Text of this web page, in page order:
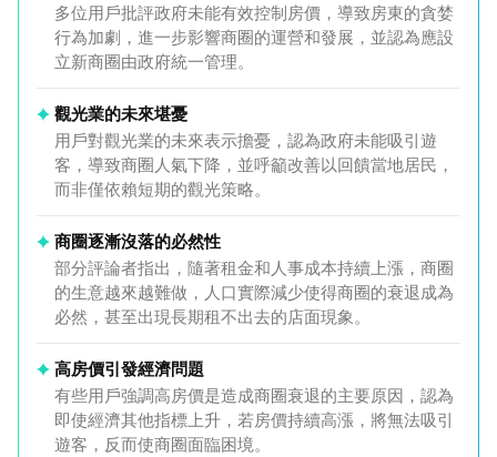
多位用戶批評政府未能有效控制房價，導致房東的貪婪
行為加劇，進一步影響商圈的運營和發展，並認為應設
立新商圈由政府統一管理。
觀光業的未來堪憂
用戶對觀光業的未來表示擔憂，認為政府未能吸引遊
客，導致商圈人氣下降，並呼籲改善以回饋當地居民，
而非僅依賴短期的觀光策略。
商圈逐漸沒落的必然性
部分評論者指出，隨著租金和人事成本持續上漲，商圈
的生意越來越難做，人口實際減少使得商圈的衰退成為
必然，甚至出現長期租不出去的店面現象。
高房價引發經濟問題
有些用戶強調高房價是造成商圈衰退的主要原因，認為
即使經濟其他指標上升，若房價持續高漲，將無法吸引
遊客，反而使商圈面臨困境。